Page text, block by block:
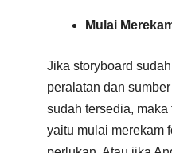
Mulai
Jika storyboard
peralatan dan
sudah tersedia,
yaitu mulai merekam